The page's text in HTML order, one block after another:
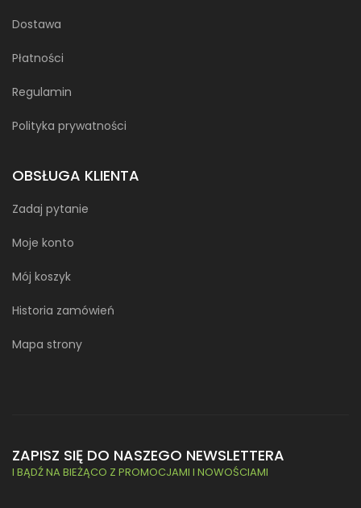
Dostawa
Płatności
Regulamin
Polityka prywatności
OBSŁUGA KLIENTA
Zadaj pytanie
Moje konto
Mój koszyk
Historia zamówień
Mapa strony
ZAPISZ SIĘ DO NASZEGO NEWSLETTERA
I BĄDŹ NA BIEŻĄCO Z PROMOCJAMI I NOWOŚCIAMI